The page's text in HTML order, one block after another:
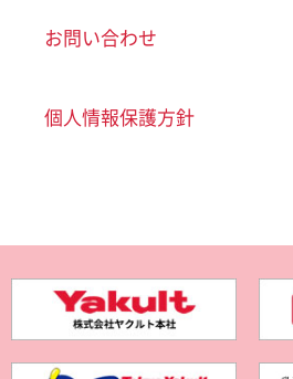
お問い合わせ
個人情報保護方針